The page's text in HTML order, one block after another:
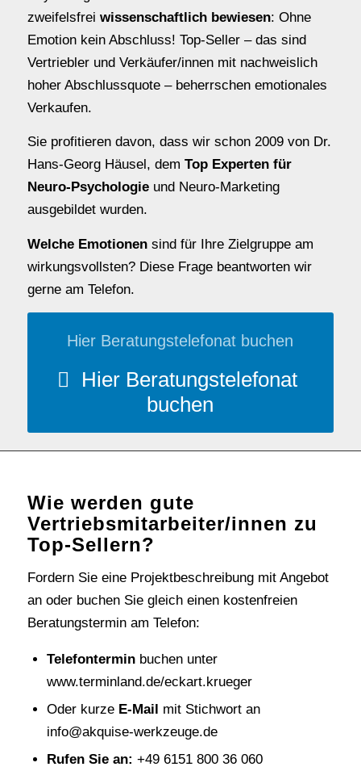
zweifelsfrei wissenschaftlich bewiesen: Ohne
Emotion kein Abschluss! Top-Seller – das sind
Vertriebler und Verkäufer/innen mit nachweislich
hoher Abschlussquote – beherrschen emotionales
Verkaufen.
Sie profitieren davon, dass wir schon 2009 von Dr.
Hans-Georg Häusel, dem Top Experten für
Neuro-Psychologieund Neuro-Marketing
ausgebildet wurden.
Welche Emotionensind für Ihre Zielgruppe am
wirkungsvollsten? Diese Frage beantworten wir
gerne am Telefon.
Hier Beratungstelefonat buchen
Hier Beratungstelefonat
buchen
Wie werden gute
Vertriebsmitarbeiter/innen zu
Top-Sellern?
Fordern Sie eine Projektbeschreibung mit Angebot
an oder buchen Sie gleich einen kostenfreien
Beratungstermin am Telefon:
Telefonterminbuchen unter
www.terminland.de/eckart.krueger
Oder kurze E-Mail
mit Stichwort an
info@akquise-werkzeuge.de
Rufen Sie an: +49 6151 800 36 060